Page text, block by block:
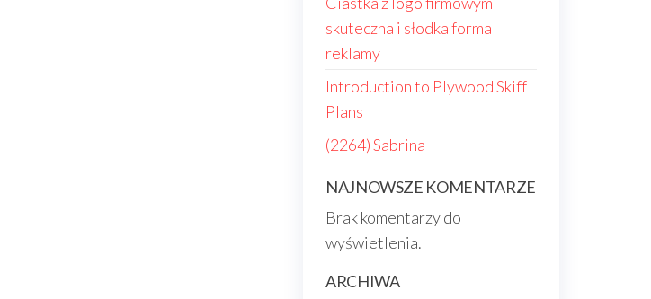
skuteczna i słodka forma
reklamy
Introduction to Plywood Skiff
Plans
(2264) Sabrina
NAJNOWSZE KOMENTARZE
Brak komentarzy do
wyświetlenia.
ARCHIWA